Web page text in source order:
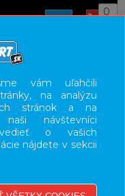
0
vám uľahčili
na analýzu
stránok a na
návštevníci
o vašich
nájdete v sekcii